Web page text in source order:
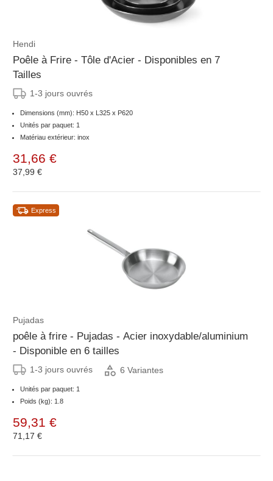
Hendi
Poêle à Frire - Tôle d'Acier - Disponibles en 7
Tailles
1-3 jours ouvrés
Dimensions (mm): H50 x L325 x P620
Unités par paquet: 1
Matériau extérieur: inox
31,66 €
37,99 €
Express
Pujadas
poêle à frire - Pujadas - Acier inoxydable/aluminium
- Disponible en 6 tailles
1-3 jours ouvrés 6 Variantes
Unités par paquet: 1
Poids (kg): 1.8
59,31 €
71,17 €